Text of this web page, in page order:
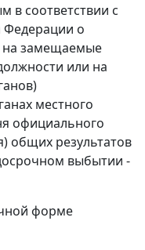
в соответствии с
Федерации о
на замещаемые
или на
местного
официального
общих результатов
выбытии -
форме